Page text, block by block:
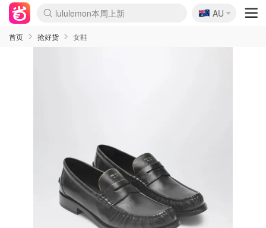
lululemon本周上新
Sasa美妆护肤3.5折
SSENSE年中3折
FreshBeauty好价汇总
Cettire降价+叠9折
Farfetch折上8折
WWS Coles超市实拍
viagogo二手票捡漏
Myer清仓1折起
The Outnet奢牌1折起
David Jones 3折起
Flannels大牌1折
Perfumes Club护肤1折
AMIRO返校季6.2折
Oweek抽奖送Airpods
Amazon折扣汇总
eToro入金$200送$50
Amazon数码好物
ICONIC本周7.5折
ThedoubleF高奢地板价
Moose Knuckles 6折
丝芙兰5折起
EUFY官网3.7折起
Selenichast首饰2折
Trip机票酒店促销
YSL送5件彩妆礼
Amazon家居好物
BIGBANG巡演开票
David Jones时尚3折
Amazon美妆护肤
雅漾大喷$8
过敏原检测盒$33
伊索独家赠50ml沐浴露
科颜氏送高保湿面霜
CW药房打折海报
SEALIFE海洋馆门票6折
丝塔芙大白罐$16
订阅Newsletter送香薰
Cult Beauty 6.8折
Harrods圣诞日历2.3折
LN-CC奢牌私促3折
d'Alba空姐喷雾$16
EVE LOM套装逆天2折
Bernardelli独家4折
Adore Beauty 6折起
CT圣诞日历
Mytheresa奢品2.7折
🇦🇺
AU
首页 抢好货 女鞋